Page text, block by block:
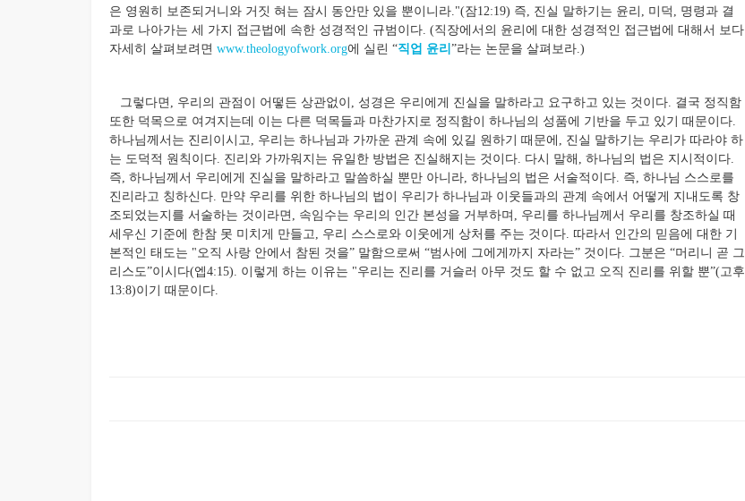
은 영원히 보존되거니와 거짓 혀는 잠시 동안만 있을 뿐이니라."(잠12:19) 즉, 진실 말하기는 윤리, 미덕, 명령과 결
과로 나아가는 세 가지 접근법에 속한 성경적인 규범이다. (직장에서의 윤리에 대한 성경적인 접근법에 대해서 보다
자세히 살펴보려면 www.theologyofwork.org에 실린 “직업 윤리 ”라는 논문을 살펴보라.)
그렇다면, 우리의 관점이 어떻든 상관없이, 성경은 우리에게 진실을 말하라고 요구하고 있는 것이다. 결국 정직함
또한 덕목으로 여겨지는데 이는 다른 덕목들과 마찬가지로 정직함이 하나님의 성품에 기반을 두고 있기 때문이다.
하나님께서는 진리이시고, 우리는 하나님과 가까운 관계 속에 있길 원하기 때문에, 진실 말하기는 우리가 따라야 하
는 도덕적 원칙이다. 진리와 가까워지는 유일한 방법은 진실해지는 것이다. 다시 말해, 하나님의 법은 지시적이다.
즉, 하나님께서 우리에게 진실을 말하라고 말씀하실 뿐만 아니라, 하나님의 법은 서술적이다. 즉, 하나님 스스로를
진리라고 칭하신다. 만약 우리를 위한 하나님의 법이 우리가 하나님과 이웃들과의 관계 속에서 어떻게 지내도록 창
조되었는지를 서술하는 것이라면, 속임수는 우리의 인간 본성을 거부하며, 우리를 하나님께서 우리를 창조하실 때
세우신 기준에 한참 못 미치게 만들고, 우리 스스로와 이웃에게 상처를 주는 것이다. 따라서 인간의 믿음에 대한 기
본적인 태도는 "오직 사랑 안에서 참된 것을” 말함으로써 “범사에 그에게까지 자라는” 것이다. 그분은 “머리니 곧 그
리스도”이시다(엡4:15). 이렇게 하는 이유는 "우리는 진리를 거슬러 아무 것도 할 수 없고 오직 진리를 위할 뿐”(고후
13:8)이기 때문이다.